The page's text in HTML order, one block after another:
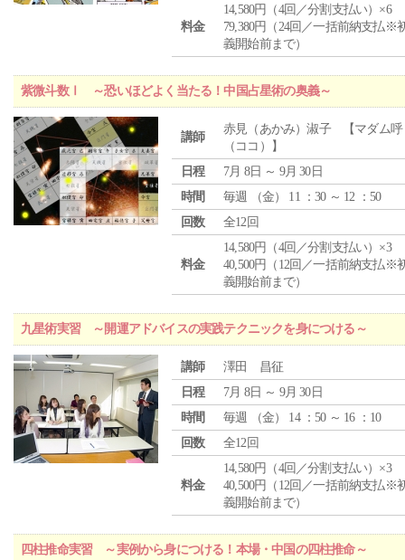
料金
14,580円（4回／分割支払い）×6
79,380円（24回／一括前納支払※
義開始前まで）
紫微斗数Ⅰ ～恐いほどよく当たる！中国占星術の奥義～
講師
赤見（あかみ）淑子 【マダム呼
（ココ）】
日程
7月 8日 ～ 9月 30日
時間
毎週 （金） 11 ：30 ～ 12 ：50
回数
全12回
料金
14,580円（4回／分割支払い）×3
40,500円（12回／一括前納支払※
義開始前まで）
九星術実習 ～開運アドバイスの実践テクニックを身につける～
講師
澤田 昌征
日程
7月 8日 ～ 9月 30日
時間
毎週 （金） 14 ：50 ～ 16 ：10
回数
全12回
料金
14,580円（4回／分割支払い）×3
40,500円（12回／一括前納支払※
義開始前まで）
四柱推命実習 ～実例から身につける！本場・中国の四柱推命～